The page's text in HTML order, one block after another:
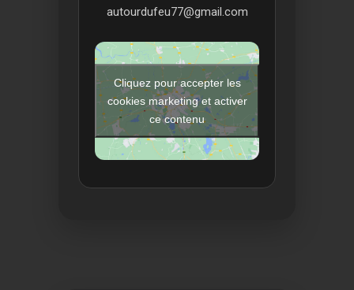
autourdufeu77@gmail.com
Cliquez pour accepter les
cookies marketing et activer
ce contenu